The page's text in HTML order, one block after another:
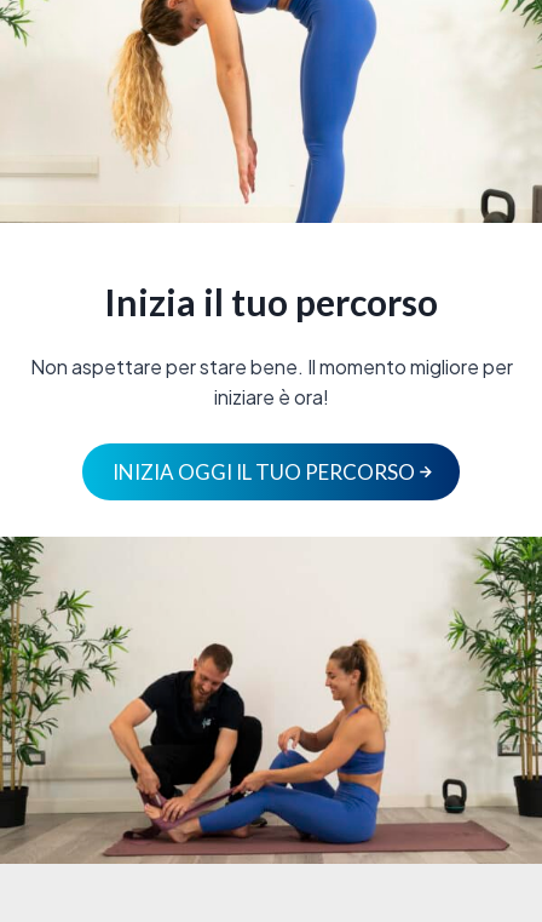
Inizia il tuo percorso
Non aspettare per stare bene. Il momento migliore per
iniziare è ora!
INIZIA OGGI IL TUO PERCORSO